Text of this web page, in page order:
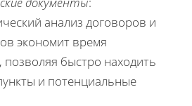
анализ договоров и
экономит время
быстро находить
и потенциальные